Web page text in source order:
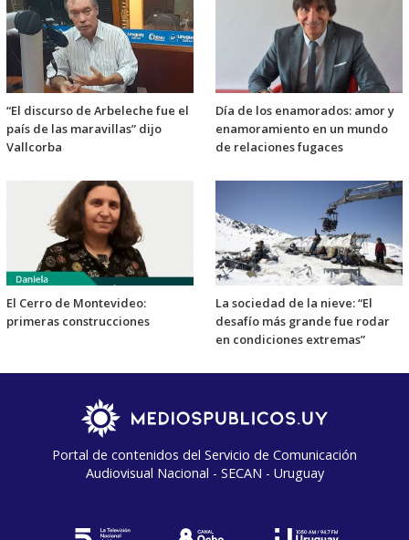
“El discurso de Arbeleche fue el
país de las maravillas” dijo
Vallcorba
Día de los enamorados: amor y
enamoramiento en un mundo
de relaciones fugaces
El Cerro de Montevideo:
primeras construcciones
La sociedad de la nieve: “El
desafío más grande fue rodar
en condiciones extremas”
Portal de contenidos del Servicio de Comunicación
Audiovisual Nacional - SECAN - Uruguay